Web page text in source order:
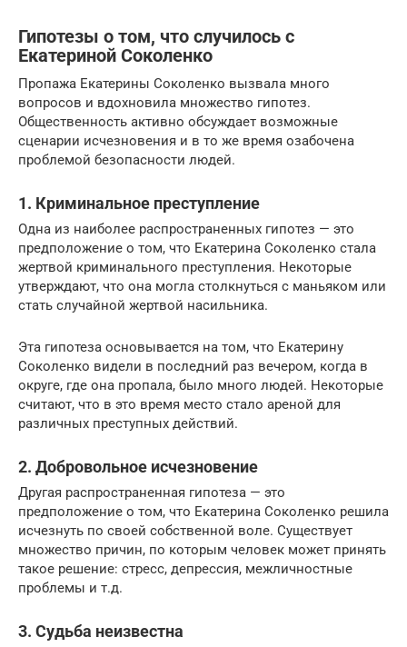
Гипотезы о том, что случилось с
Екатериной Соколенко
Пропажа Екатерины Соколенко вызвала много
вопросов и вдохновила множество гипотез.
Общественность активно обсуждает возможные
сценарии исчезновения и в то же время озабочена
проблемой безопасности людей.
1. Криминальное преступление
Одна из наиболее распространенных гипотез — это
предположение о том, что Екатерина Соколенко стала
жертвой криминального преступления. Некоторые
утверждают, что она могла столкнуться с маньяком или
стать случайной жертвой насильника.
Эта гипотеза основывается на том, что Екатерину
Соколенко видели в последний раз вечером, когда в
округе, где она пропала, было много людей. Некоторые
считают, что в это время место стало ареной для
различных преступных действий.
2. Добровольное исчезновение
Другая распространенная гипотеза — это
предположение о том, что Екатерина Соколенко решила
исчезнуть по своей собственной воле. Существует
множество причин, по которым человек может принять
такое решение: стресс, депрессия, межличностные
проблемы и т.д.
3. Судьба неизвестна